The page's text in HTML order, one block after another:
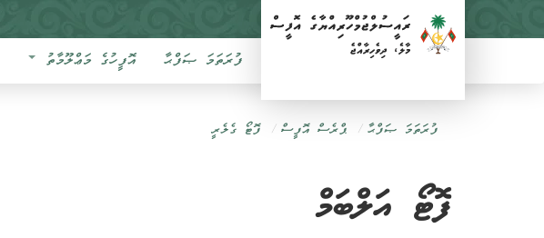
ފުރަތަމަ ޞަފްޙާ އޮފީހުގެ މަޢްލޫމާތު
ފުރަތަމަ ޞަފްޙާ ޕްރެސް އޮފީސް ފޮޓޯ ގެލެރީ
ފޮޓޯ އަލްބަމް